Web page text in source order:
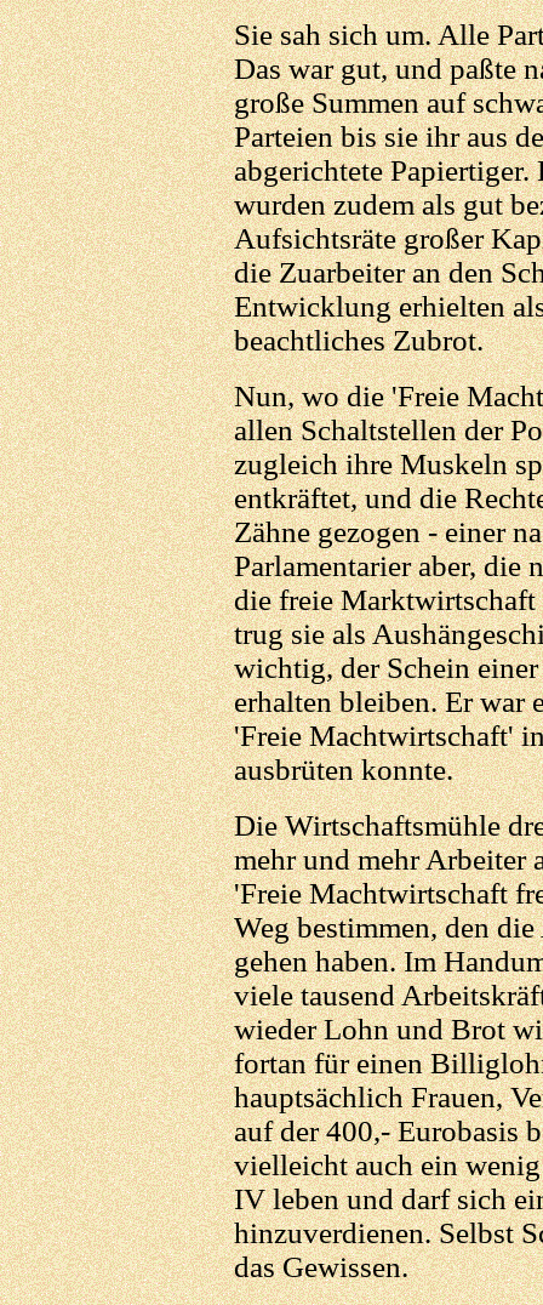
Sie sah sich um. Alle
Das war gut, und paßte
große Summen auf
Parteien bis sie ihr aus
abgerichtete
wurden zudem als gut
Aufsichtsräte großer
die Zuarbeiter an den
Entwicklung erhielten
beachtliches Zubrot.
Nun, wo die 'Freie
allen Schaltstellen der
zugleich ihre Muskeln
entkräftet, und die
Zähne gezogen - einer
Parlamentarier aber, die
die freie Marktwirtschaft
trug sie als
wichtig, der Schein
erhalten bleiben. Er war
'Freie Machtwirtschaft'
ausbrüten konnte.
Die Wirtschaftsmühle
mehr und mehr Arbeiter
'Freie Machtwirtschaft
Weg bestimmen, den
gehen haben. Im
viele tausend
wieder Lohn und Brot
fortan für einen
hauptsächlich Frauen,
auf der 400,- Eurobasis
vielleicht auch ein
IV leben und darf sich
hinzuverdienen. Selbst
das Gewissen.